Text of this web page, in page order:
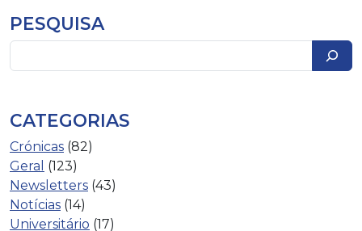
PESQUISA
CATEGORIAS
Crónicas (82)
Geral (123)
Newsletters (43)
Notícias (14)
Universitário (17)